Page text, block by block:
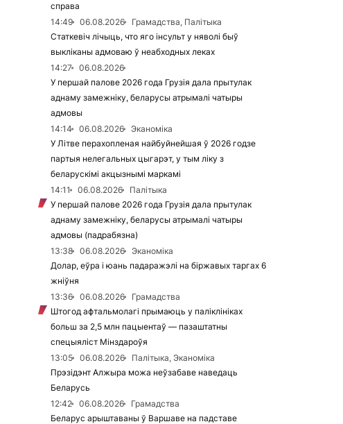
справа
14:49
06.08.2026
Грамадства, Палітыка
Статкевіч лічыць, что яго інсульт у няволі быў
выкліканы адмоваю ў неабходных леках
14:27
06.08.2026
У першай палове 2026 года Грузія дала прытулак
аднаму замежніку, беларусы атрымалі чатыры
адмовы
14:14
06.08.2026
Эканоміка
У Літве перахопленая найбуйнейшая ў 2026 годзе
партыя нелегальных цыгарэт, у тым ліку з
беларускімі акцызнымі маркамі
14:11
06.08.2026
Палітыка
У першай палове 2026 года Грузія дала прытулак
аднаму замежніку, беларусы атрымалі чатыры
адмовы (падрабязна)
13:38
06.08.2026
Эканоміка
Долар, еўра і юань падаражэлі на біржавых таргах 6
жніўня
13:36
06.08.2026
Грамадства
Штогод афтальмолагі прымаюць у паліклініках
больш за 2,5 млн пацыентаў — пазаштатны
спецыяліст Мінздароўя
13:05
06.08.2026
Палітыка, Эканоміка
Прэзідэнт Алжыра можа неўзабаве наведаць
Беларусь
12:42
06.08.2026
Грамадства
Беларус арыштаваны ў Варшаве на падставе